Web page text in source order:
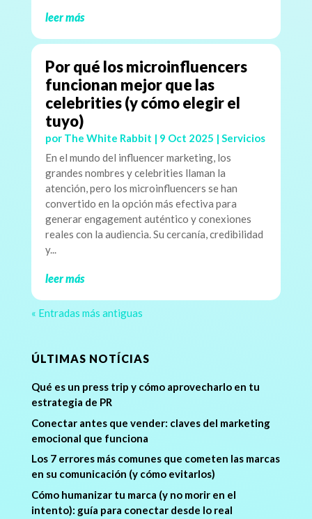
leer más
Por qué los microinfluencers
funcionan mejor que las
celebrities (y cómo elegir el
tuyo)
por The White Rabbit | 9 Oct 2025 | Servicios
En el mundo del influencer marketing, los
grandes nombres y celebrities llaman la
atención, pero los microinfluencers se han
convertido en la opción más efectiva para
generar engagement auténtico y conexiones
reales con la audiencia. Su cercanía, credibilidad
y...
leer más
« Entradas más antiguas
ÚLTIMAS NOTÍCIAS
Qué es un press trip y cómo aprovecharlo en tu
estrategia de PR
Conectar antes que vender: claves del marketing
emocional que funciona
Los 7 errores más comunes que cometen las marcas
en su comunicación (y cómo evitarlos)
Cómo humanizar tu marca (y no morir en el
intento): guía para conectar desde lo real